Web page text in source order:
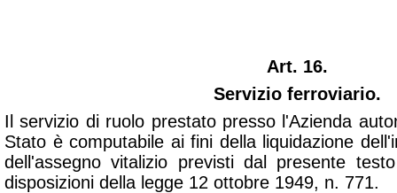
Art. 16.
Servizio ferroviario.
Il servizio di ruolo prestato presso l'Azienda
Stato è computabile ai fini della liquidazione
dell'assegno vitalizio previsti dal presente
disposizioni della legge 12 ottobre 1949, n. 771.